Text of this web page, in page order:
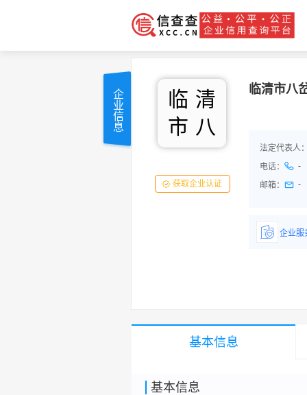
临 清
市 八
获取企业认证
临清市八
法定代表人
电话：
-
邮箱： -
企业服
企业信息
基本信息
基本信息